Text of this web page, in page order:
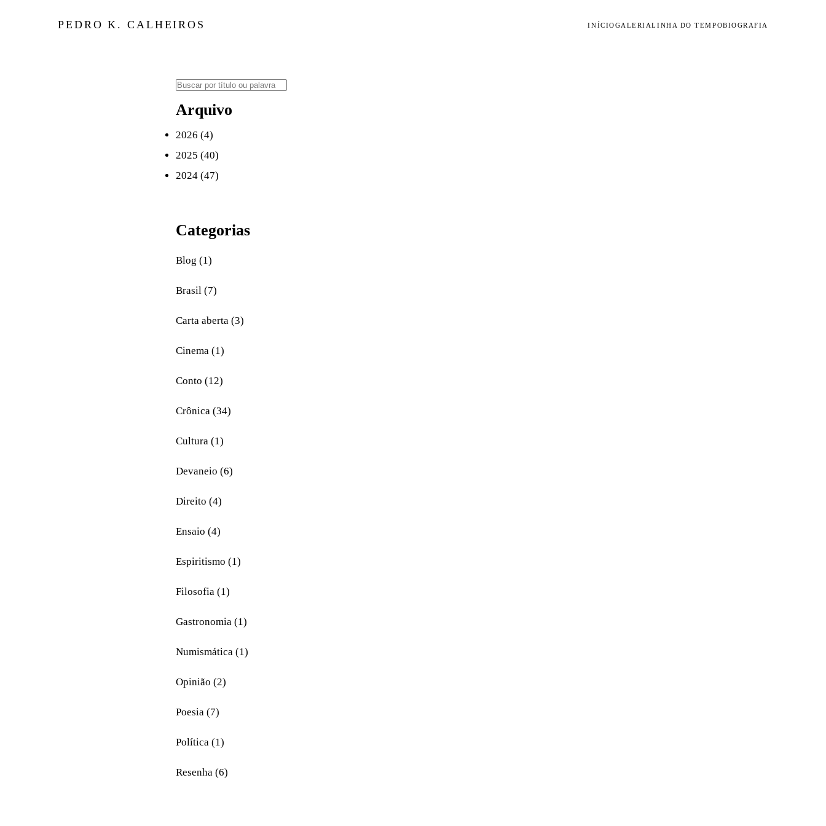
PEDRO K. CALHEIROS INÍCIOGALERIALINHA DO TEMPOBIOGRAFIA
Buscar
Arquivo
2026 (4)
2025 (40)
2024 (47)
Categorias
Blog (1)
Brasil (7)
Carta aberta (3)
Cinema (1)
Conto (12)
Crônica (34)
Cultura (1)
Devaneio (6)
Direito (4)
Ensaio (4)
Espiritismo (1)
Filosofia (1)
Gastronomia (1)
Numismática (1)
Opinião (2)
Poesia (7)
Política (1)
Resenha (6)